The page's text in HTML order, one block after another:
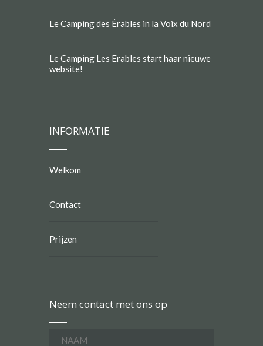
Le Camping des Érables in la Voix du Nord
Le Camping Les Erables start haar nieuwe
website!
INFORMATIE
Welkom
Contact
Prijzen
Neem contact met ons op